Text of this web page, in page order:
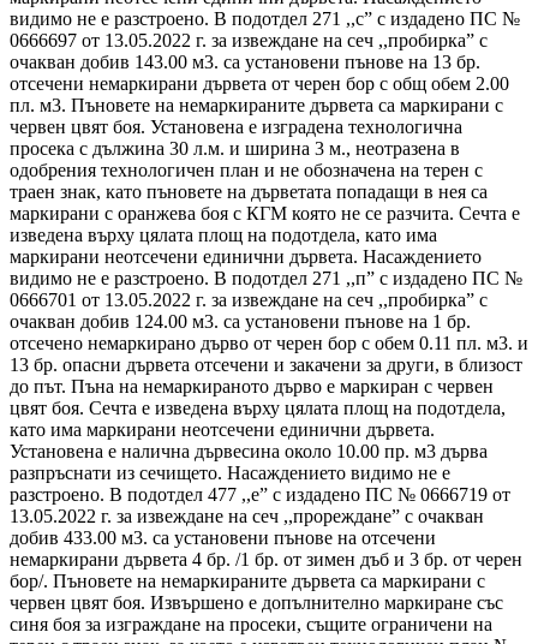
видимо не е разстроено. В подотдел 271 ,,с” с издадено ПС №
0666697 от 13.05.2022 г. за извеждане на сеч ,,пробирка” с
очакван добив 143.00 м3. са установени пънове на 13 бр.
отсечени немаркирани дървета от черен бор с общ обем 2.00
пл. м3. Пъновете на немаркираните дървета са маркирани с
червен цвят боя. Установена е изградена технологична
просека с дължина 30 л.м. и ширина 3 м., неотразена в
одобрения технологичен план и не обозначена на терен с
траен знак, като пъновете на дърветата попадащи в нея са
маркирани с оранжева боя с КГМ която не се разчита. Сечта е
изведена върху цялата площ на подотдела, като има
маркирани неотсечени единични дървета. Насаждението
видимо не е разстроено. В подотдел 271 ,,п” с издадено ПС №
0666701 от 13.05.2022 г. за извеждане на сеч ,,пробирка” с
очакван добив 124.00 м3. са установени пънове на 1 бр.
отсечено немаркирано дърво от черен бор с обем 0.11 пл. м3. и
13 бр. опасни дървета отсечени и закачени за други, в близост
до път. Пъна на немаркираното дърво е маркиран с червен
цвят боя. Сечта е изведена върху цялата площ на подотдела,
като има маркирани неотсечени единични дървета.
Установена е налична дървесина около 10.00 пр. м3 дърва
разпръснати из сечището. Насаждението видимо не е
разстроено. В подотдел 477 ,,е” с издадено ПС № 0666719 от
13.05.2022 г. за извеждане на сеч ,,прореждане” с очакван
добив 433.00 м3. са установени пънове на отсечени
немаркирани дървета 4 бр. /1 бр. от зимен дъб и 3 бр. от черен
бор/. Пъновете на немаркираните дървета са маркирани с
червен цвят боя. Извършено е допълнително маркиране със
синя боя за изграждане на просеки, същите ограничени на